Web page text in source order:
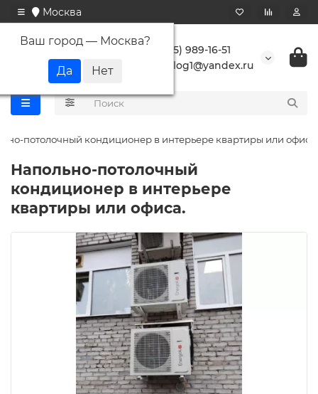
Москва
Ваш город — Москва?
+7 (495) 989-16-51
buranlog1@yandex.ru
потолочный кондиционер в интерьере квартиры или офиса.
Напольно-потолочный
кондиционер в интерьере
квартиры или офиса.